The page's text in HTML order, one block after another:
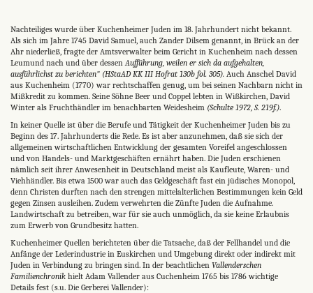
Nachteiliges wurde über Kuchenheimer Juden im 18. Jahrhundert nicht bekannt.
Als sich im Jahre 1745 David Samuel, auch Zander Dilsem genannt, in Brück an der
Ahr niederließ, fragte der Amtsverwalter beim Gericht in Kuchenheim nach dessen
Leumund nach und über dessen Aufführung, weilen er sich da aufgehalten,
ausführlichst zu berichten" (HStaAD KK III Hofrat 130b fol. 305). Auch Anschel David
aus Kuchenheim (1770) war rechtschaffen genug, um bei seinen Nachbarn nicht in
Mißkredit zu kommen. Seine Söhne Beer und Coppel lebten in Wißkirchen, David
Winter als Fruchthändler im benachbarten Weidesheim (Schulte 1972, S. 219f.).
In keiner Quelle ist über die Berufe und Tätigkeit der Kuchenheimer Juden bis zu
Beginn des 17. Jahrhunderts die Rede. Es ist aber anzunehmen, daß sie sich der
allgemeinen wirtschaftlichen Entwicklung der gesamten Voreifel angeschlossen
und von Handels- und Marktgeschäften ernährt haben. Die Juden erschienen
nämlich seit ihrer Anwesenheit in Deutschland meist als Kaufleute, Waren- und
Viehhändler. Bis etwa 1500 war auch das Geldgeschäft fast ein jüdisches Monopol,
denn Christen durften nach den strengen mittelalterlichen Bestimmungen kein Geld
gegen Zinsen ausleihen. Zudem verwehrten die Zünfte Juden die Aufnahme.
Landwirtschaft zu betreiben, war für sie auch unmöglich, da sie keine Erlaubnis
zum Erwerb von Grundbesitz hatten.
Kuchenheimer Quellen berichteten über die Tatsache, daß der Fellhandel und die
Anfänge der Lederindustrie in Euskirchen und Umgebung direkt oder indirekt mit
Juden in Verbindung zu bringen sind. In der beachtlichen Vallenderschen
Familienchronik hielt Adam Vallender aus Cuchenheim 1765 bis 1786 wichtige
Details fest (s.u. Die Gerberei Vallender):